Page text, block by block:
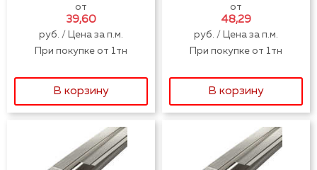
Профнастил
Арматура
стальная
Квадрат стальной Лист стальной
Круг стальной
Проволока
стальная
Шестигранник
Металлочерепица
Доборные
элементы кровли
от
39,60
руб. / Цена за п.м.
При покупке от 1тн
В корзину
от
48,29
руб. / Цена за п.м.
При покупке от 1тн
В корзину